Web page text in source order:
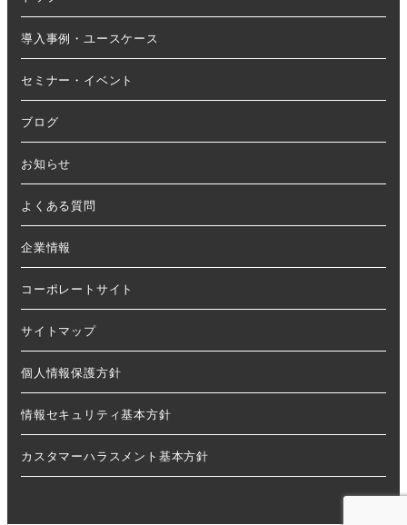
導入事例・ユースケース
セミナー・イベント
ブログ
お知らせ
よくある質問
企業情報
コーポレートサイト
サイトマップ
個人情報保護方針
情報セキュリティ基本方針
カスタマーハラスメント基本方針